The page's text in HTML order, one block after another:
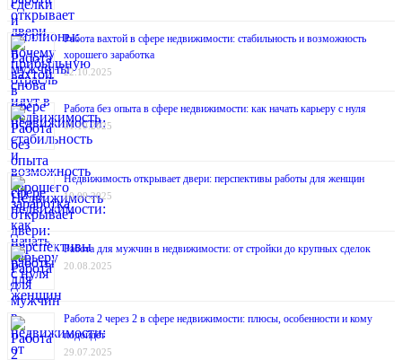
Работа вахтой в сфере недвижимости: стабильность и возможность
хорошего заработка
22.10.2025
Работа без опыта в сфере недвижимости: как начать карьеру с нуля
01.10.2025
Недвижимость открывает двери: перспективы работы для женщин
10.09.2025
Работа для мужчин в недвижимости: от стройки до крупных сделок
20.08.2025
Работа 2 через 2 в сфере недвижимости: плюсы, особенности и кому
подойдёт
29.07.2025